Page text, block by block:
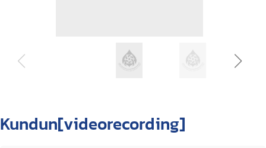
Kundun[videorecording]